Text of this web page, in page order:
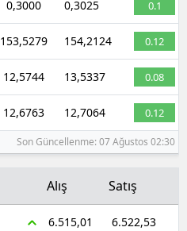
Malatya
Manisa
Kahramanmaraş
Mardin
Muğla
Nevşehir
0,3000 0,3025 0.1
153,5279 154,2124 0.12
12,5744 13,5337 0.08
12,6763 12,7064 0.12
Son Güncellenme: 07 Ağustos 02:30
Alış Satış
6.515,01 6.522,53